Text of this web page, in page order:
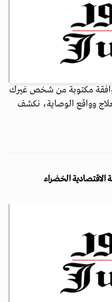
مكتوبة من شخص غيرك
وواقع الوصاية، نكشف
الاقتصادية الخضراء